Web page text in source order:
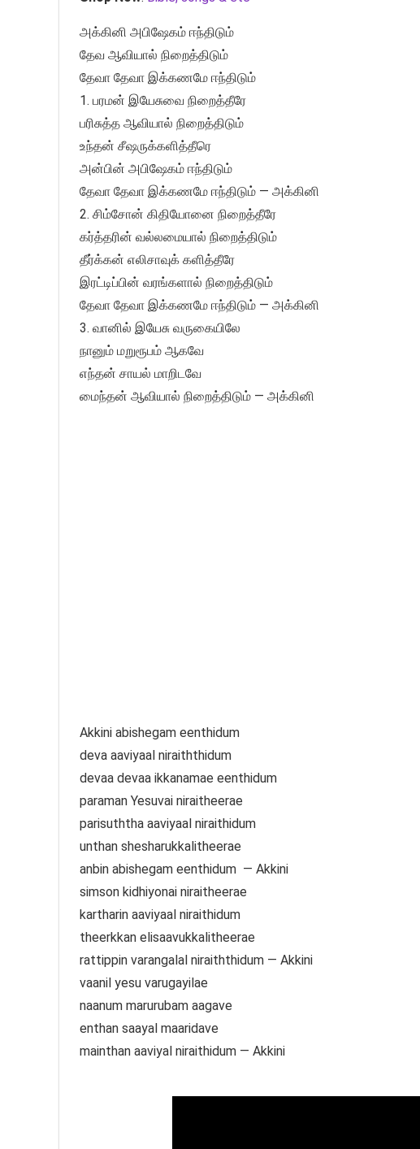
அக்கினி அபிஷேகம் ஈந்திடும்
தேவ ஆவியால் நிறைத்திடும்
தேவா தேவா இக்கணமே ஈந்திடும்
1. பரமன் இயேசுவை நிறைத்தீரே
பரிசுத்த ஆவியால் நிறைத்திடும்
உந்தன் சீஷருக்களித்தீரெ
அன்பின் அபிஷேகம் ஈந்திடும்
தேவா தேவா இக்கணமே ஈந்திடும் — அக்கினி
2. சிம்சோன் கிதியோனை நிறைத்தீரே
கர்த்தரின் வல்லமையால் நிறைத்திடும்
தீர்க்கன் எலிசாவுக் களித்தீரே
இரட்டிப்பின் வரங்களால் நிறைத்திடும்
தேவா தேவா இக்கணமே ஈந்திடும் — அக்கினி
3. வானில் இயேசு வருகையிலே
நானும் மறுரூபம் ஆகவே
எந்தன் சாயல் மாறிடவே
மைந்தன் ஆவியால் நிறைத்திடும் — அக்கினி
Akkini abishegam eenthidum
deva aaviyaal niraiththidum
devaa devaa ikkanamae eenthidum
paraman Yesuvai niraitheerae
parisuththa aaviyaal niraithidum
unthan shesharukkalitheerae
anbin abishegam eenthidum — Akkini
simson kidhiyonai niraitheerae
kartharin aaviyaal niraithidum
theerkkan elisaavukkalitheerae
rattippin varangalal niraiththidum — Akkini
vaanil yesu varugayilae
naanum marurubam aagave
enthan saayal maaridave
mainthan aaviyal niraithidum — Akkini